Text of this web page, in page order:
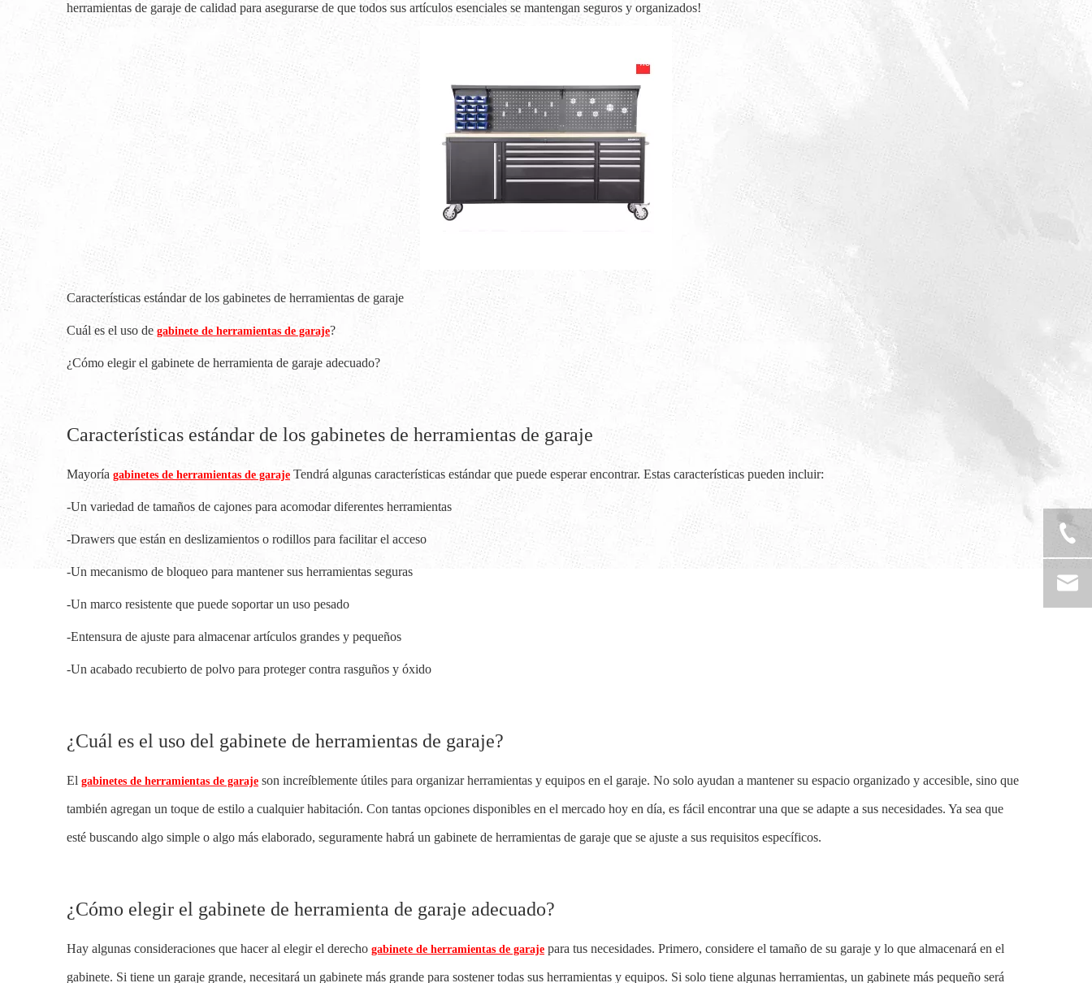
herramientas de garaje de calidad para asegurarse de que todos sus artículos esenciales se mantengan seguros y organizados!
Características estándar de los gabinetes de herramientas de garaje
Cuál es el uso de gabinete de herramientas de garaje?
¿Cómo elegir el gabinete de herramienta de garaje adecuado?
Características estándar de los gabinetes de herramientas de garaje
Mayoría gabinetes de herramientas de garaje Tendrá algunas características estándar que puede esperar encontrar. Estas características pueden incluir:
-Un variedad de tamaños de cajones para acomodar diferentes herramientas
-Drawers que están en deslizamientos o rodillos para facilitar el acceso
-Un mecanismo de bloqueo para mantener sus herramientas seguras
-Un marco resistente que puede soportar un uso pesado
-Entensura de ajuste para almacenar artículos grandes y pequeños
-Un acabado recubierto de polvo para proteger contra rasguños y óxido
¿Cuál es el uso del gabinete de herramientas de garaje?
El gabinetes de herramientas de garaje son increíblemente útiles para organizar herramientas y equipos en el garaje. No solo ayudan a mantener su espacio organizado y accesible, sino que
también agregan un toque de estilo a cualquier habitación. Con tantas opciones disponibles en el mercado hoy en día, es fácil encontrar una que se adapte a sus necesidades. Ya sea que
esté buscando algo simple o algo más elaborado, seguramente habrá un gabinete de herramientas de garaje que se ajuste a sus requisitos específicos.
¿Cómo elegir el gabinete de herramienta de garaje adecuado?
Hay algunas consideraciones que hacer al elegir el derecho gabinete de herramientas de garaje para tus necesidades. Primero, considere el tamaño de su garaje y lo que almacenará en el
gabinete. Si tiene un garaje grande, necesitará un gabinete más grande para sostener todas sus herramientas y equipos. Si solo tiene algunas herramientas, un gabinete más pequeño será